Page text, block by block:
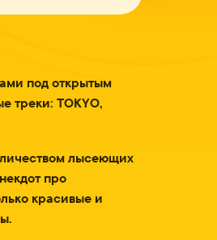
под открытым
треки: TOKYO,
лысеющих
про
красивые и